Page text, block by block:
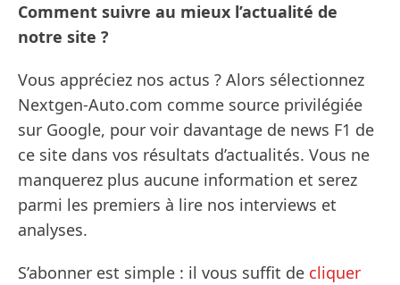
Comment suivre au mieux l’actualité de
notre site ?
Vous appréciez nos actus ? Alors sélectionnez
Nextgen-Auto.com comme source privilégiée
sur Google, pour voir davantage de news F1 de
ce site dans vos résultats d’actualités. Vous ne
manquerez plus aucune information et serez
parmi les premiers à lire nos interviews et
analyses.
S’abonner est simple : il vous suffit de cliquer